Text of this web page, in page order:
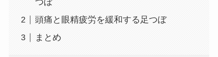
つぼ
頭痛と眼精疲労を緩和する足つぼ
まとめ